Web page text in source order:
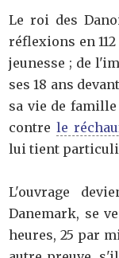
Le roi des
réflexions en
jeunesse ; de
ses 18 ans
sa vie de
contrele
lui tient
L'ouvrage
Danemark, se
heures, 25 par